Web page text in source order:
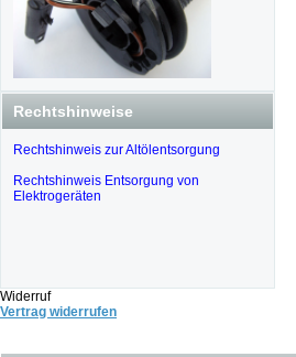
Rechtshinweise
Rechtshinweis zur Altölentsorgung
Rechtshinweis Entsorgung von
Elektrogeräten
Widerruf
Vertrag widerrufen